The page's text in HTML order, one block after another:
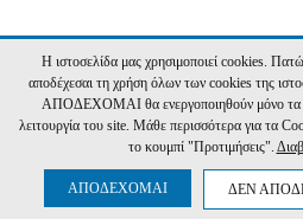
Η ιστοσελίδα μας χρησιμοποιεί cookies.
αποδέχεσαι τη χρήση όλων των cookies της
ΑΠΟΔΕΧΟΜΑΙ θα ενεργοποιηθούν μόνο τα
λειτουργία του site. Μάθε περισσότερα για τα
το κουμπί "Προτιμήσεις".
ΑΠΟΔΕΧΟΜΑΙ ΔΕΝ